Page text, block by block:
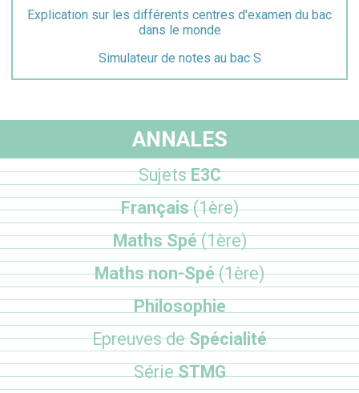
Explication sur les différents centres d'examen du bac
dans le monde
Simulateur de notes au bac S
ANNALES
SujetsE3C
Français(1ère)
Maths Spé(1ère)
Maths non-Spé(1ère)
Philosophie
Epreuves deSpécialité
SérieSTMG